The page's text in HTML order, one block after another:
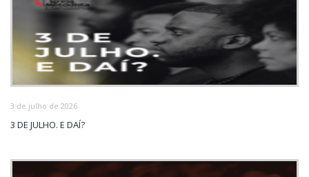
3 de julho de 2026
3 DE JULHO. E DAÍ?